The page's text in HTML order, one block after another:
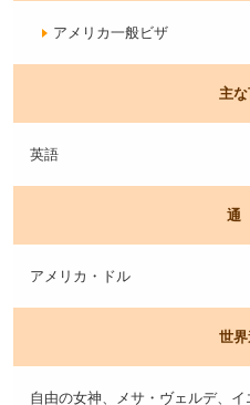
アメリカ一般ビザ
主
英語
通
アメリカ・ドル
世
自由の女神、メサ・ヴェルデ、